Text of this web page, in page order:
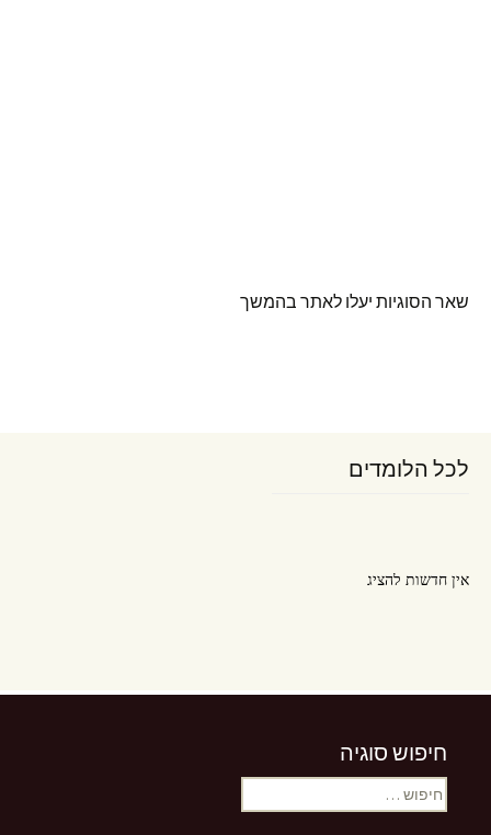
שאר הסוגיות יעלו לאתר בהמשך
לכל הלומדים
אין חדשות להציג
אין חדשות להציג
חיפוש סוגיה
חיפוש: